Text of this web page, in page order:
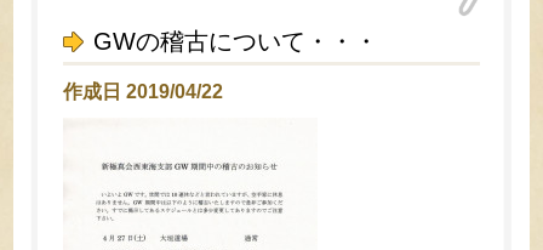
GWの稽古について・・・
作成日 2019/04/22